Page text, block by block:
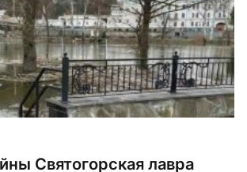
Святогорская лавра